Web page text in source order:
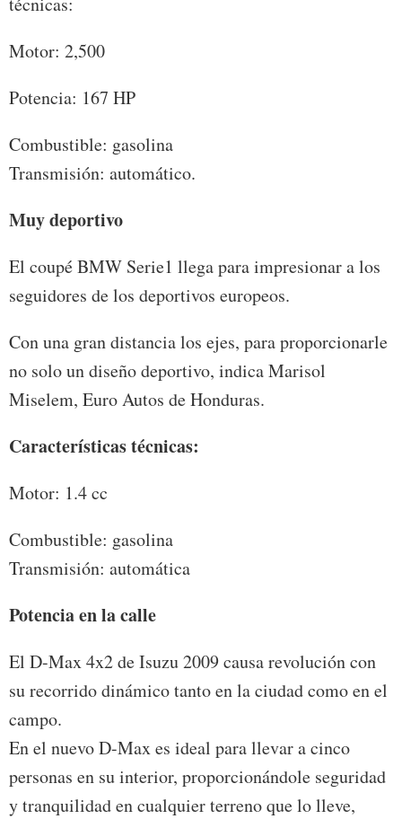
Motor: 2,500
Potencia: 167 HP
Combustible: gasolina
Transmisión: automático.
Muy deportivo
El coupé BMW Serie1 llega para impresionar a los
seguidores de los deportivos europeos.
Con una gran distancia los ejes, para proporcionarle
no solo un diseño deportivo, indica Marisol
Miselem, Euro Autos de Honduras.
Características técnicas:
Motor: 1.4 cc
Combustible: gasolina
Transmisión: automática
Potencia en la calle
El D-Max 4x2 de Isuzu 2009 causa revolución con
su recorrido dinámico tanto en la ciudad como en el
campo.
En el nuevo D-Max es ideal para llevar a cinco
personas en su interior, proporcionándole seguridad
y tranquilidad en cualquier terreno que lo lleve,